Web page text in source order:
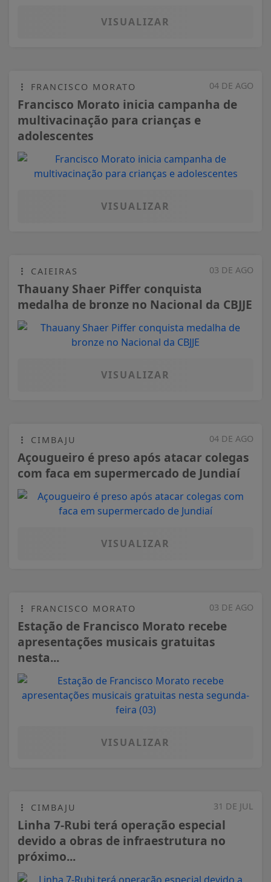
VISUALIZAR
04 DE AGO
FRANCISCO MORATO
Francisco Morato inicia campanha de
multivacinação para crianças e
adolescentes
VISUALIZAR
03 DE AGO
CAIEIRAS
Thauany Shaer Piffer conquista
medalha de bronze no Nacional da CBJJE
VISUALIZAR
04 DE AGO
CIMBAJU
Açougueiro é preso após atacar colegas
com faca em supermercado de Jundiaí
VISUALIZAR
03 DE AGO
FRANCISCO MORATO
Estação de Francisco Morato recebe
apresentações musicais gratuitas
nesta...
VISUALIZAR
31 DE JUL
CIMBAJU
Linha 7-Rubi terá operação especial
devido a obras de infraestrutura no
próximo...